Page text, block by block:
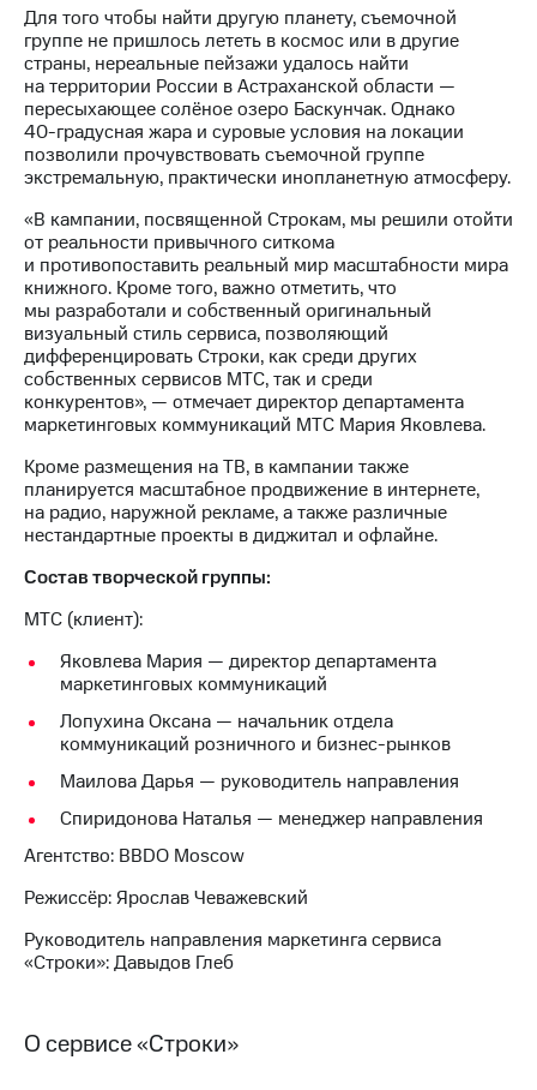
"МТС"
Собрания
акционеров
Личный
кабинет
акционера
Акционерный
капитал
Контроль
и
аудит
Рынок
акций
Описание
Программа
приобретения
Порядок
выкупа
Дивиденды
Рынок
облигаций
Еврооблигации-2023
о
именных
облигаций
Другое
Регистратор
Реквизиты
развитие
деловая этика
Для того чтобы найти другую планету, съемочной
группе не пришлось лететь в космос или в другие
страны, нереальные пейзажи удалось найти
на территории России в Астраханской области —
пересыхающее солёное озеро Баскунчак. Однако
40-градусная жара и суровые условия на локации
позволили прочувствовать съемочной группе
экстремальную, практически инопланетную атмосферу.
«В кампании, посвященной Строкам, мы решили отойти
от реальности привычного ситкома
и противопоставить реальный мир масштабности мира
книжного. Кроме того, важно отметить, что
мы разработали и собственный оригинальный
визуальный стиль сервиса, позволяющий
дифференцировать Строки, как среди других
собственных сервисов МТС, так и среди
конкурентов», — отмечает директор департамента
маркетинговых коммуникаций МТС Мария Яковлева.
Кроме размещения на ТВ, в кампании также
планируется масштабное продвижение в интернете,
на радио, наружной рекламе, а также различные
нестандартные проекты в диджитал и офлайне.
Состав творческой группы:
МТС (клиент):
Яковлева Мария — директор департамента
маркетинговых коммуникаций
Лопухина Оксана — начальник отдела
коммуникаций розничного и бизнес-рынков
Маилова Дарья — руководитель направления
Спиридонова Наталья — менеджер направления
Агентство: BBDO Moscow
Режиссёр: Ярослав Чеважевский
Руководитель направления маркетинга сервиса
«Строки»: Давыдов Глеб
О сервисе «Строки»